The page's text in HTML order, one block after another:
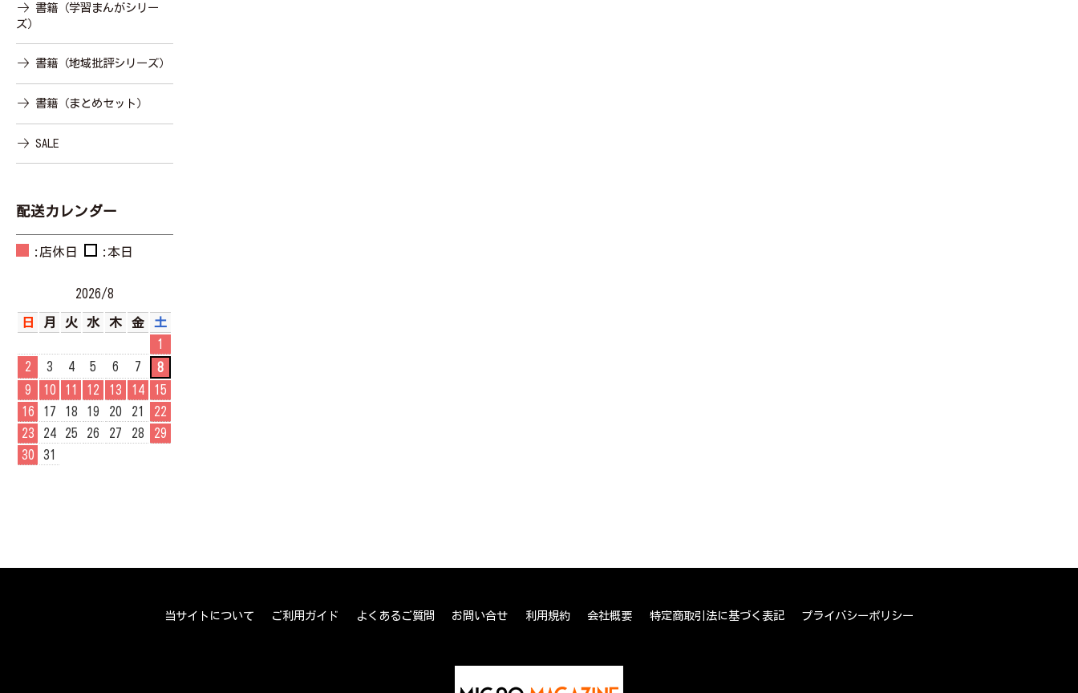
書籍（学習まんがシリー
ズ）
書籍（地域批評シリーズ）
書籍（まとめセット）
SALE
配送カレンダー
:店休日 :本日
2026/8
日 月 火 水 木 金 土
1
2
3 4 5 6 7
8
9
10 11 12 13 14 15
16 17 18 19 20 21 22
23 24 25 26 27 28 29
30 31
当サイトについて ご利用ガイド よくあるご質問 お問い合せ 利用規約 会社概要 特定商取引法に基づく表記 プライバシーポリシー